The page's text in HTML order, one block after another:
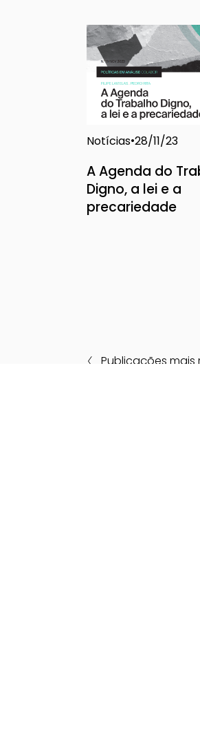
Notícias 28/11/23
A Agenda do
Digno, a lei e a
precariedade
Publicações mais